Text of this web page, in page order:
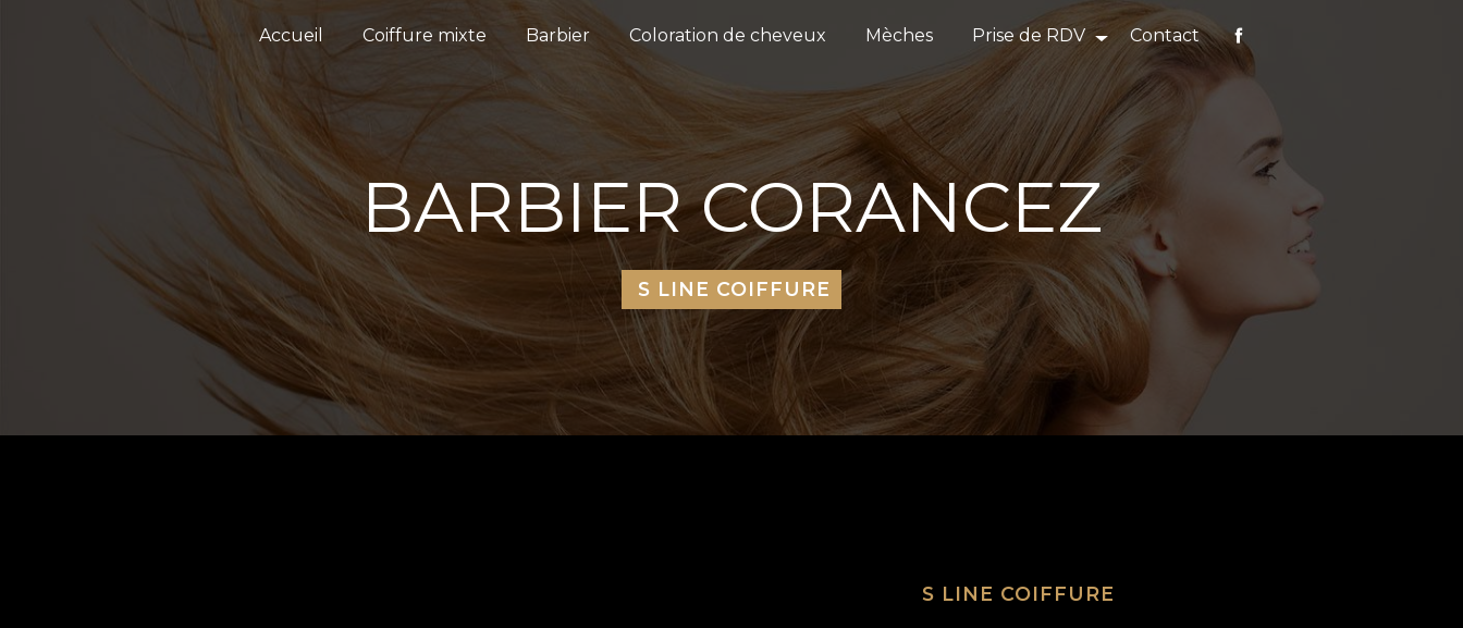
Accueil Coiffure mixte Barbier Coloration de cheveux Mèches Prise de RDV Contact
BARBIER CORANCEZ
S LINE COIFFURE
S LINE COIFFURE